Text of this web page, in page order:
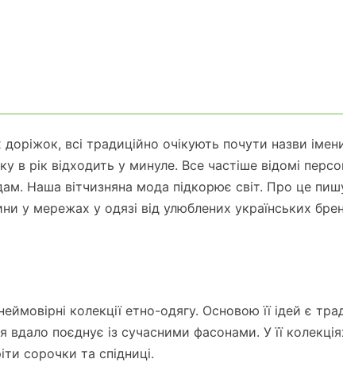
всі традиційно очікують почути назви
рік відходить у минуле. Все частіше відомі
Наша вітчизняна мода підкорює світ. Про це
у мережах у одязі від улюблених українських
колекції етно-одягу. Основою її ідей є
вдало поєднує із сучасними фасонами. У її
сорочки та спідниці.